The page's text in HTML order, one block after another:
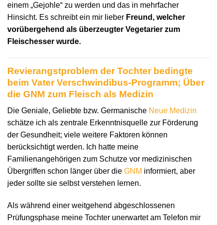
einem „Gejohle“ zu werden und das in mehrfacher
Hinsicht. Es schreibt ein mir lieber Freund, welcher
vorübergehend als überzeugter Vegetarier zum
Fleischesser wurde.
Revierangstproblem der Tochter bedingte
beim Vater Verschwindibus-Programm; Über
die GNM zum Fleisch als Medizin
Die Geniale, Geliebte bzw. Germanische Neue Medizin
schätze ich als zentrale Erkenntnisquelle zur Förderung
der Gesundheit; viele weitere Faktoren können
berücksichtigt werden. Ich hatte meine
Familienangehörigen zum Schutze vor medizinischen
Übergriffen schon länger über die GNM informiert, aber
jeder sollte sie selbst verstehen lernen.
Als während einer weitgehend abgeschlossenen
Prüfungsphase meine Tochter unerwartet am Telefon mir